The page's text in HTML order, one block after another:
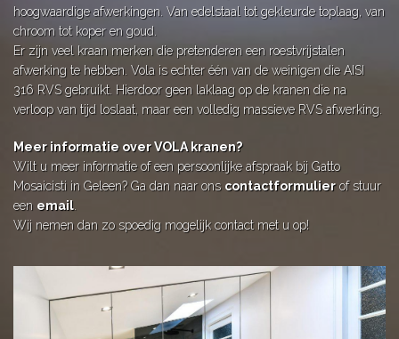
hoogwaardige afwerkingen. Van edelstaal tot gekleurde toplaag, van
chroom tot koper en goud.
Er zijn veel kraan merken die pretenderen een roestvrijstalen
afwerking te hebben. Vola is echter één van de weinigen die AISI
316 RVS gebruikt. Hierdoor geen laklaag op de kranen die na
verloop van tijd loslaat, maar een volledig massieve RVS afwerking.
Meer informatie over VOLA kranen?
Wilt u meer informatie of een persoonlijke afspraak bij Gatto
Mosaicisti in Geleen? Ga dan naar ons contactformulierof stuur
een email
Wij nemen dan zo spoedig mogelijk contact met u op!